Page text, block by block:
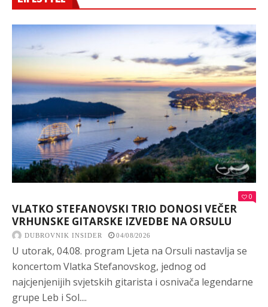
0
VLATKO STEFANOVSKI TRIO DONOSI VEČER
VRHUNSKE GITARSKE IZVEDBE NA ORSULU
DUBROVNIK INSIDER 04/08/2026
U utorak, 04.08. program Ljeta na Orsuli nastavlja se
koncertom Vlatka Stefanovskog, jednog od
najcjenjenijih svjetskih gitarista i osnivača legendarne
grupe Leb i Sol....